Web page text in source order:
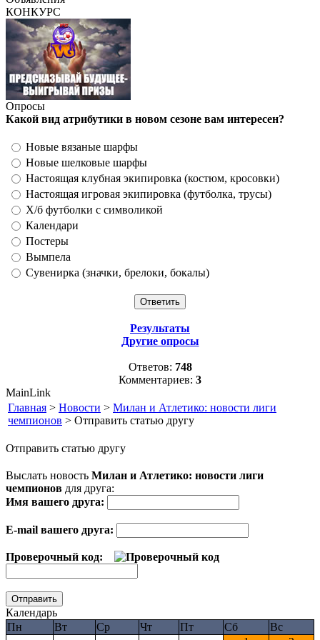
КОНКУРС
Опросы
Какой вид атрибутики в новом сезоне вам интересен?
Новые вязаные шарфы
Новые шелковые шарфы
Настоящая клубная экипировка (костюм, кросовки)
Настоящая игровая экипировка (футболка, трусы)
Х/б футболки с символикой
Календари
Постеры
Вымпела
Сувенирка (значки, брелоки, бокалы)
Результаты
Другие опросы
Ответов: 748
Комментариев: 3
MainLink
Главная > Новости > Милан и Атлетико: новости лиги
чемпионов > Отправить статью другу
Отправить статью другу
Выслать новость Милан и Атлетико: новости лиги
чемпионов для друга:
Имя вашего друга:
E-mail вашего друга:
Проверочный код:
Календарь
Пн
Вт Ср Чт Пт Сб
Вс